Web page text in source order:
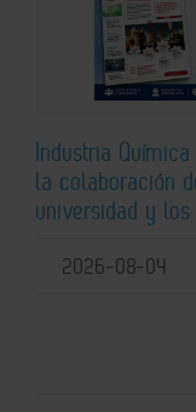
Industria
la colaboración
universidad y
2026-08-04